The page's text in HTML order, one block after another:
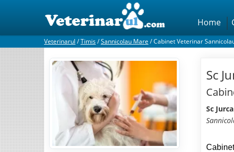
Home
Veterinarul /Timis/Sannicolau Mare /Cabinet Veterinar
Sc
Sc